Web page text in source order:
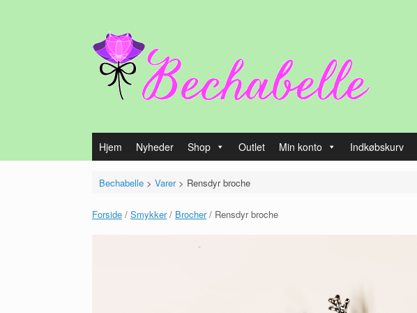
Hjem Nyheder Shop Outlet Min konto Indkøbskurv
Bechabelle> Varer> Rensdyr broche
Forside / Smykker/ Brocher/ Rensdyr broche